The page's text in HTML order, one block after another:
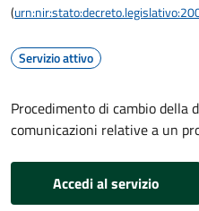
(
Servizio attivo
Procedimento di cambio della
comunicazioni relative a un
Accedi al servizio